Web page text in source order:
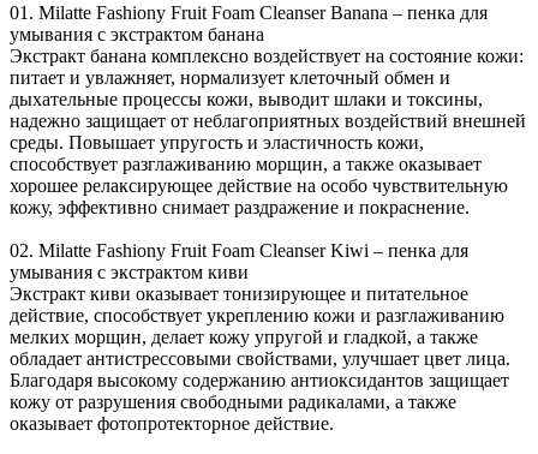
01. Milatte Fashiony Fruit Foam Cleanser Banana – пенка для
умывания с экстрактом банана
Экстракт банана комплексно воздействует на состояние кожи:
питает и увлажняет, нормализует клеточный обмен и
дыхательные процессы кожи, выводит шлаки и токсины,
надежно защищает от неблагоприятных воздействий внешней
среды. Повышает упругость и эластичность кожи,
способствует разглаживанию морщин, а также оказывает
хорошее релаксирующее действие на особо чувствительную
кожу, эффективно снимает раздражение и покраснение.
02. Milatte Fashiony Fruit Foam Cleanser Kiwi – пенка для
умывания с экстрактом киви
Экстракт киви оказывает тонизирующее и питательное
действие, способствует укреплению кожи и разглаживанию
мелких морщин, делает кожу упругой и гладкой, а также
обладает антистрессовыми свойствами, улучшает цвет лица.
Благодаря высокому содержанию антиоксидантов защищает
кожу от разрушения свободными радикалами, а также
оказывает фотопротекторное действие.